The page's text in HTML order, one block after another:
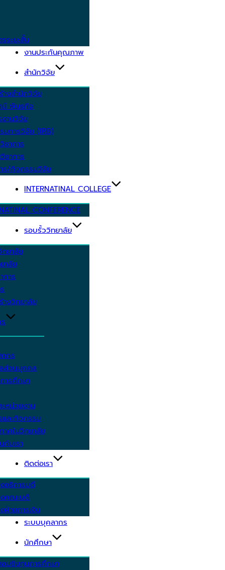
ระยะสั้น
งานประกันคุณภาพ
สำนักวิจัย
างสำนักวิจัย
น์ พันธกิจ
งานวิจัย
มการวิจัย (IRB)
ชาการ
ชาการ
ร/กิจกรรมวิจัย
INTERNATINAL COLLEGE
CONFERENCE
รอบรั้ววิทยาลัย
ทยาลัย
าลัย
การ
างวิทยาลัย
กร
ส่วนบุคคล
ารศึกษา
หน่วยงาน
และกิจกรรม
าศในวิทยาลัย
กับเรา
ติดต่อเรา
อธิการบดี
คณะบดี
ฝ่ายการเงิน
ระบบบุคลากร
นักศึกษา
บชิงทุนการศึกษา